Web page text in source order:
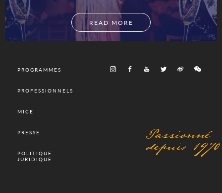
READ MORE
PROGRAMMES
PROFESSIONNELS
MICE
PRESSE
POLITIQUE
JURIDIQUE
Passionné
depuis 1970